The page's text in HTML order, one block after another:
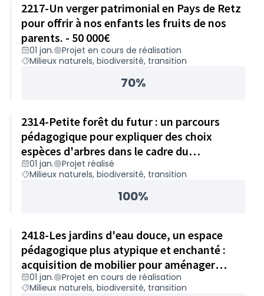
2217-Un verger patrimonial en Pays de Retz
pour offrir à nos enfants les fruits de nos
parents. - 50 000€
01 jan.
Projet en cours de réalisation
Milieux naturels, biodiversité, transition
70%
2314-Petite forêt du futur : un parcours
pédagogique pour expliquer des choix
espèces d'arbres dans le cadre du
changement climatique – 50 000€
01 jan.
Projet réalisé
Milieux naturels, biodiversité, transition
100%
2418-Les jardins d'eau douce, un espace
pédagogique plus atypique et enchanté :
acquisition de mobilier pour aménager
l'espace – 42 000€
01 jan.
Projet en cours de réalisation
Milieux naturels, biodiversité, transition